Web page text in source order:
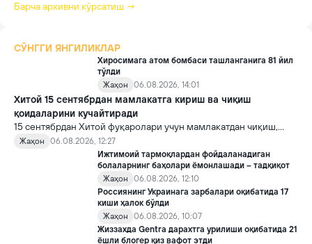
Барча архивни кўрсатиш →
СЎНГГИ ЯНГИЛИКЛАР
Хиросимага атом бомбаси ташланганига 81 йил
тўлди
Жаҳон
06.08.2026, 14:01
Хитой 15 сентябрдан мамлакатга кириш ва чиқиш
қоидаларини кучайтиради
15 сентябрдан Хитой фуқаролари учун мамлакатдан чиқиш,
хорижликлар учун эса Хитойга кириш тартиби бўйича янги
қоидалар кучга киради.
Жаҳон
06.08.2026, 12:27
Ижтимоий тармоқлардан фойдаланадиган
болаларнинг баҳолари ёмонлашади – тадқиқот
Жаҳон
06.08.2026, 12:10
Россиянинг Украинага зарбалари оқибатида 17
киши ҳалок бўлди
Жаҳон
06.08.2026, 10:07
Жиззахда Gentra дарахтга урилиши оқибатида 21
ёшли блогер қиз вафот этди